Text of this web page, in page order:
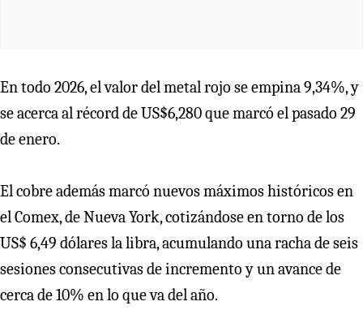
En todo 2026, el valor del metal rojo se empina 9,34%, y
se acerca al récord de US$6,280 que marcó el pasado 29
de enero.
El cobre además marcó nuevos máximos históricos en
el Comex, de Nueva York, cotizándose en torno de los
US$ 6,49 dólares la libra, acumulando una racha de seis
sesiones consecutivas de incremento y un avance de
cerca de 10% en lo que va del año.